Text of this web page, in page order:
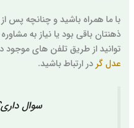
با ما همراه باشید و چنانچه
ذهنتان باقی بود یا نیاز به
توانید از طریق تلفن های
عدل گردر ارتباط باشید.
سوال